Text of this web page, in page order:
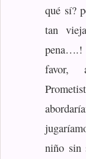
qué sí?
tan
pena….!
favor,
niño sin